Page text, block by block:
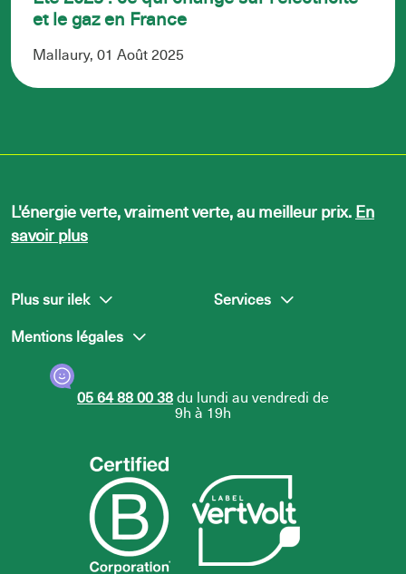
et le gaz en France
Mallaury, 01 Août 2025
L'énergie verte, vraiment verte, au meilleur prix. En
savoir plus
Plus sur ilek
L’équipe ilek
Nous rejoindre
Services
Mentions légales
Politique de confidentialité
Politique d’utilisation des
05 64 88 00 38 du lundi au vendredi de
9h à 19h